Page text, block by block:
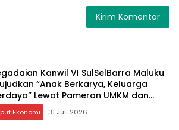
Kanwil VI SulSelBarra Maluku
“Anak Berkarya, Keluarga
Lewat Pameran UMKM dan
Emas
Ekonomi 31 Juli 2026